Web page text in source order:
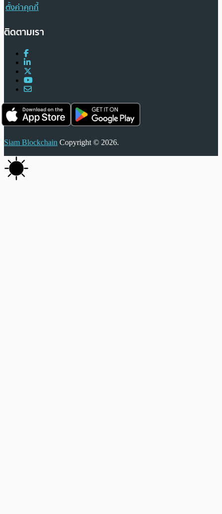
ตั้งค่าคุกกี้
ติดตามเรา
Siam Blockchain Copyright © 2026.